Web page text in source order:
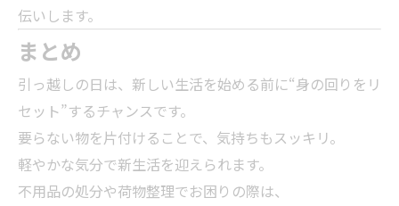
伝いします。
まとめ
引っ越しの日は、新しい生活を始める前に“身の回りをリ
セット”するチャンスです。
要らない物を片付けることで、気持ちもスッキリ。
軽やかな気分で新生活を迎えられます。
不用品の処分や荷物整理でお困りの際は、